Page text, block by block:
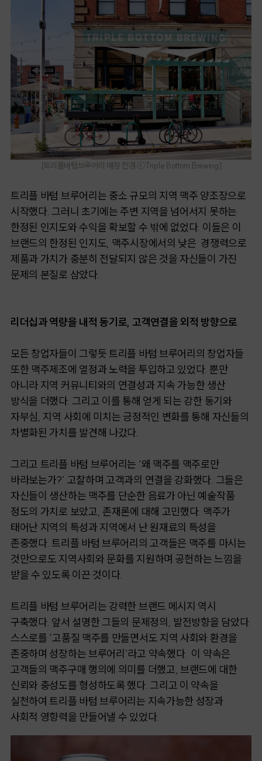
[트리플바텀브루어리 매장 전경 ⓒTriple Bottom Brewing]
트리플 바텀 브루어리는 중소 규모의 지역 맥주 양조장으로
시작했다. 그러니 초기에는 주변 지역을 넘어서지 못하는
한정된 인지도와 수익을 확보할 수 밖에 없었다. 이들은 이
브랜드의 한정된 인지도, 맥주시장에서의 낮은 경쟁력으로
제품과 가치가 충분히 전달되지 않은 것을 자신들이 가진
문제의 본질로 삼았다.
리더십과 역량을 내적 동기로, 고객연결을 외적 방향으로
모든 창업자들이 그렇듯 트리플 바텀 브루어리의 창업자들
또한 맥주제조에 열정과 노력을 투입하고 있었다. 뿐만
아니라 지역 커뮤니티와의 연결성과 지속 가능한 생산
방식을 더했다. 그리고 이를 통해 얻게 되는 강한 동기와
자부심, 지역 사회에 미치는 긍정적인 변화를 통해 자신들의
차별화된 가치를 발견해 나갔다.
그리고 트리플 바텀 브루어리는 ‘왜 맥주를 맥주로만
바라보는가?’ 고찰하며 고객과의 연결을 강화했다. 그들은
자신들이 생산하는 맥주를 단순한 음료가 아닌 예술작품
정도의 가치로 보았고, 존재론에 대해 고민했다. 맥주가
태어난 지역의 특성과 지역에서 난 원재료의 특성을
존중했다. 트리플 바텀 브루어리의 고객들은 맥주를 마시는
것만으로도 지역사회와 문화를 지원하며 공헌하는 느낌을
받을 수 있도록 이끈 것이다.
트리플 바텀 브루어리는 강력한 브랜드 메시지 역시
구축했다. 앞서 설명한 그들의 문제정의, 발전방향을 담았다.
스스로를 ‘고품질 맥주를 만들면서도 지역 사회와 환경을
존중하며 성장하는 브루어리’라고 약속했다. 이 약속은
고객들의 맥주구매 행의에 의미를 더했고, 브랜드에 대한
신뢰와 충성도를 형성하도록 했다. 그리고 이 약속을
실천하여 트리플 바텀 브루어리는 지속가능한 성장과
사회적 영향력을 만들어낼 수 있었다.